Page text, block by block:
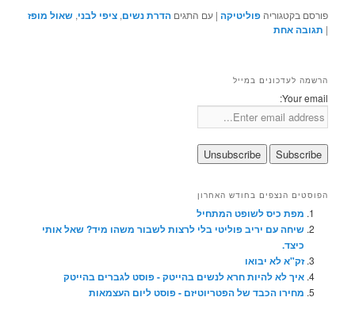
פורסם בקטגוריה פוליטיקה |עם התגים הדרת נשים,ציפי לבני,שאול מופז
| תגובהאחת
הרשמה לעדכונים במייל
Your email:
הפוסטים הנצפים בחודש האחרון
מפת כיס לשופט המתחיל
שיחה עם יריב פוליטי בלי לרצות לשבור משהו מיד? שאל אותי
כיצד.
זק"א לא יבואו
איך לא להיות חרא לנשים בהייטק - פוסט לגברים בהייטק
מחירו הכבד של הפטריוטיזם - פוסט ליום העצמאות